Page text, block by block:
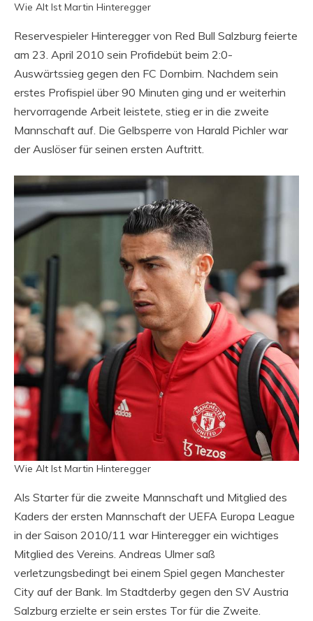
Wie Alt Ist Martin Hinteregger
Reservespieler Hinteregger von Red Bull Salzburg feierte
am 23. April 2010 sein Profidebüt beim 2:0-
Auswärtssieg gegen den FC Dornbirn. Nachdem sein
erstes Profispiel über 90 Minuten ging und er weiterhin
hervorragende Arbeit leistete, stieg er in die zweite
Mannschaft auf. Die Gelbsperre von Harald Pichler war
der Auslöser für seinen ersten Auftritt.
Wie Alt Ist Martin Hinteregger
Als Starter für die zweite Mannschaft und Mitglied des
Kaders der ersten Mannschaft der UEFA Europa League
in der Saison 2010/11 war Hinteregger ein wichtiges
Mitglied des Vereins. Andreas Ulmer saß
verletzungsbedingt bei einem Spiel gegen Manchester
City auf der Bank. Im Stadtderby gegen den SV Austria
Salzburg erzielte er sein erstes Tor für die Zweite.